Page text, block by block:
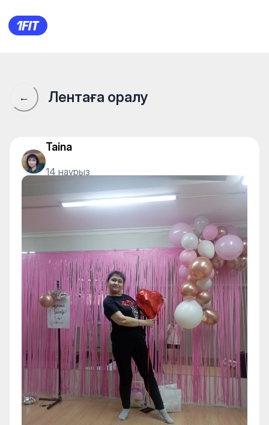
1Fit қауымдастығы · 1Fit
← Лентаға оралу
Taina
14 наурыз